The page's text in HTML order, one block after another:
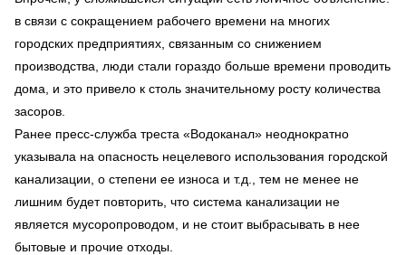
в связи с сокращением рабочего времени на многих
городских предприятиях, связанным со снижением
производства, люди стали гораздо больше времени проводить
дома, и это привело к столь значительному росту количества
засоров.
Ранее пресс-служба треста «Водоканал» неоднократно
указывала на опасность нецелевого использования городской
канализации, о степени ее износа и т.д., тем не менее не
лишним будет повторить, что система канализации не
является мусоропроводом, и не стоит выбрасывать в нее
бытовые и прочие отходы.